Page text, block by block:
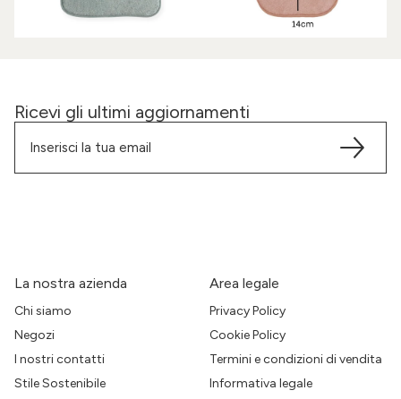
Ricevi gli ultimi aggiornamenti
La nostra azienda
Chi siamo
Negozi
I nostri contatti
Stile Sostenibile
Area legale
Privacy Policy
Cookie Policy
Termini e condizioni di vendita
Informativa legale